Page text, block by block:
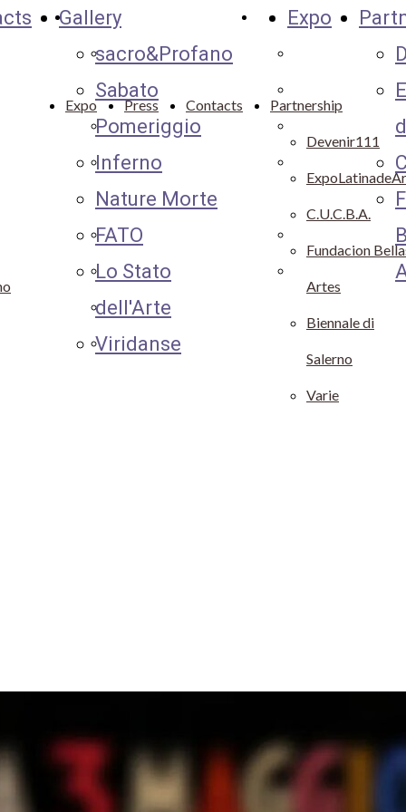
Cookie Gallery
Sabato
Pomeriggio
Nature Morte
Lo Stato
dell'Arte
Viridanse
FATO
Inferno
Sacro&Profano
Partnership
Expolatinadearte
Gallery
sacro&Profano
Sabato
Pomeriggio
Inferno
Nature Morte
FATO
Lo Stato
dell'Arte
Viridanse
Expo
Expo Press Contacts Partnership
Devenir111
C.U.C.B.A.
Fundacion
Artes
Biennale di
Salerno
Varie